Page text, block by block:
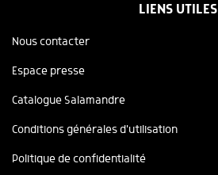
LIENS UTILES
Nous contacter
Espace presse
Catalogue Salamandre
Conditions générales d'utilisation
Politique de confidentialité